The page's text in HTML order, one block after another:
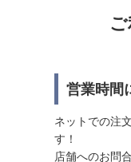
営業時間
ネットでの注
す！
店舗へのお問